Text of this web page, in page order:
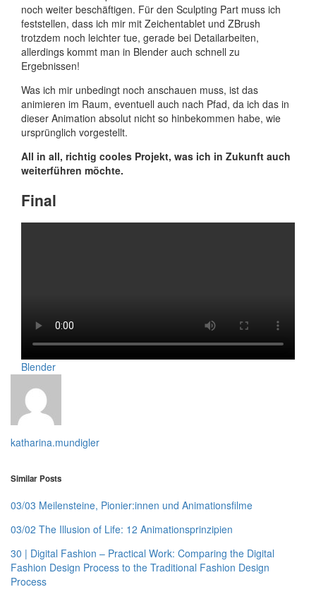
noch weiter beschäftigen. Für den Sculpting Part muss ich
feststellen, dass ich mir mit Zeichentablet und ZBrush
trotzdem noch leichter tue, gerade bei Detailarbeiten,
allerdings kommt man in Blender auch schnell zu
Ergebnissen!
Was ich mir unbedingt noch anschauen muss, ist das
animieren im Raum, eventuell auch nach Pfad, da ich das in
dieser Animation absolut nicht so hinbekommen habe, wie
ursprünglich vorgestellt.
All in all, richtig cooles Projekt, was ich in Zukunft auch
weiterführen möchte.
Final
Blender
katharina.mundigler
Similar Posts
03/03 Meilensteine, Pionier:innen und Animationsfilme
03/02 The Illusion of Life: 12 Animationsprinzipien
30 | Digital Fashion – Practical Work: Comparing the Digital
Fashion Design Process to the Traditional Fashion Design
Process